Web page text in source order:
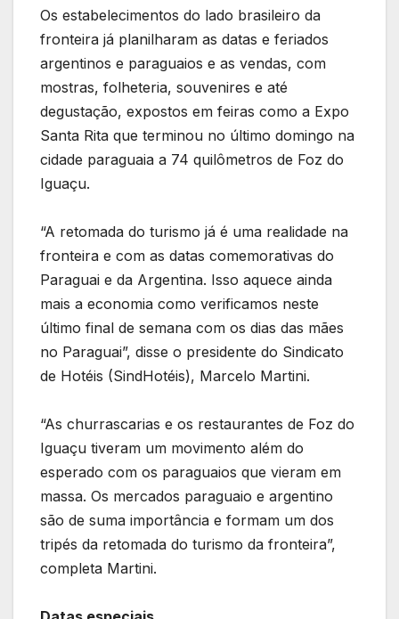
Os estabelecimentos do lado brasileiro da
fronteira já planilharam as datas e feriados
argentinos e paraguaios e as vendas, com
mostras, folheteria, souvenires e até
degustação, expostos em feiras como a Expo
Santa Rita que terminou no último domingo na
cidade paraguaia a 74 quilômetros de Foz do
Iguaçu.
“A retomada do turismo já é uma realidade na
fronteira e com as datas comemorativas do
Paraguai e da Argentina. Isso aquece ainda
mais a economia como verificamos neste
último final de semana com os dias das mães
no Paraguai”, disse o presidente do Sindicato
de Hotéis (SindHotéis), Marcelo Martini.
“As churrascarias e os restaurantes de Foz do
Iguaçu tiveram um movimento além do
esperado com os paraguaios que vieram em
massa. Os mercados paraguaio e argentino
são de suma importância e formam um dos
tripés da retomada do turismo da fronteira”,
completa Martini.